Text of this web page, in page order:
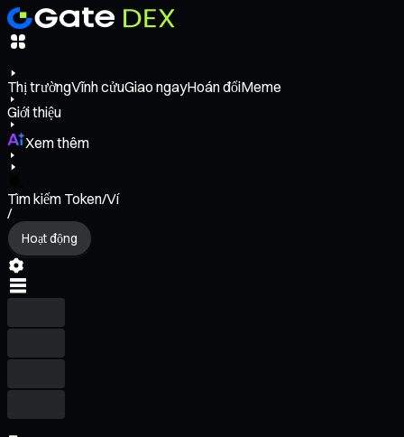
Thị trườngVĩnh cửuGiao ngayHoán đổiMeme
Giới thiệu
Xem thêm
Tìm kiếm Token/Ví
/
Hoạt động